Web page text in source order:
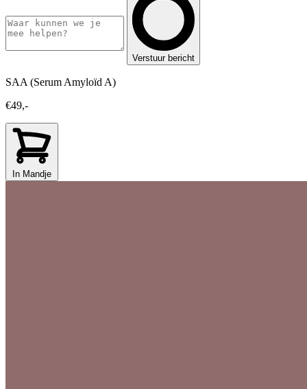
Verstuur bericht
SAA (Serum Amyloïd A)
€49,-
In Mandje